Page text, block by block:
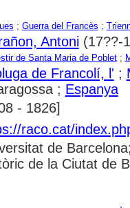
; Guerra del Francès ;
Antoni(17??-
de Santa Maria de Poblet;
de Francolí, l' ;
; Espanya
- 1826]
raco.cat/
de
de la Ciutat de